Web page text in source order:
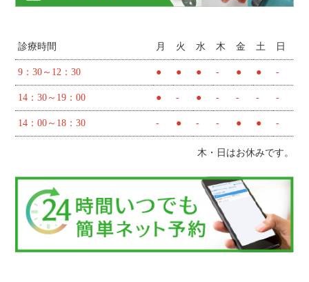
診療時間 月 火 水 木 金 土 日
9：30～12：30 ● ● ● - ● ● -
14：30～19：00 ● - ● - - - -
14：00～18：30 - ● - - ● ● -
木・日はお休みです。